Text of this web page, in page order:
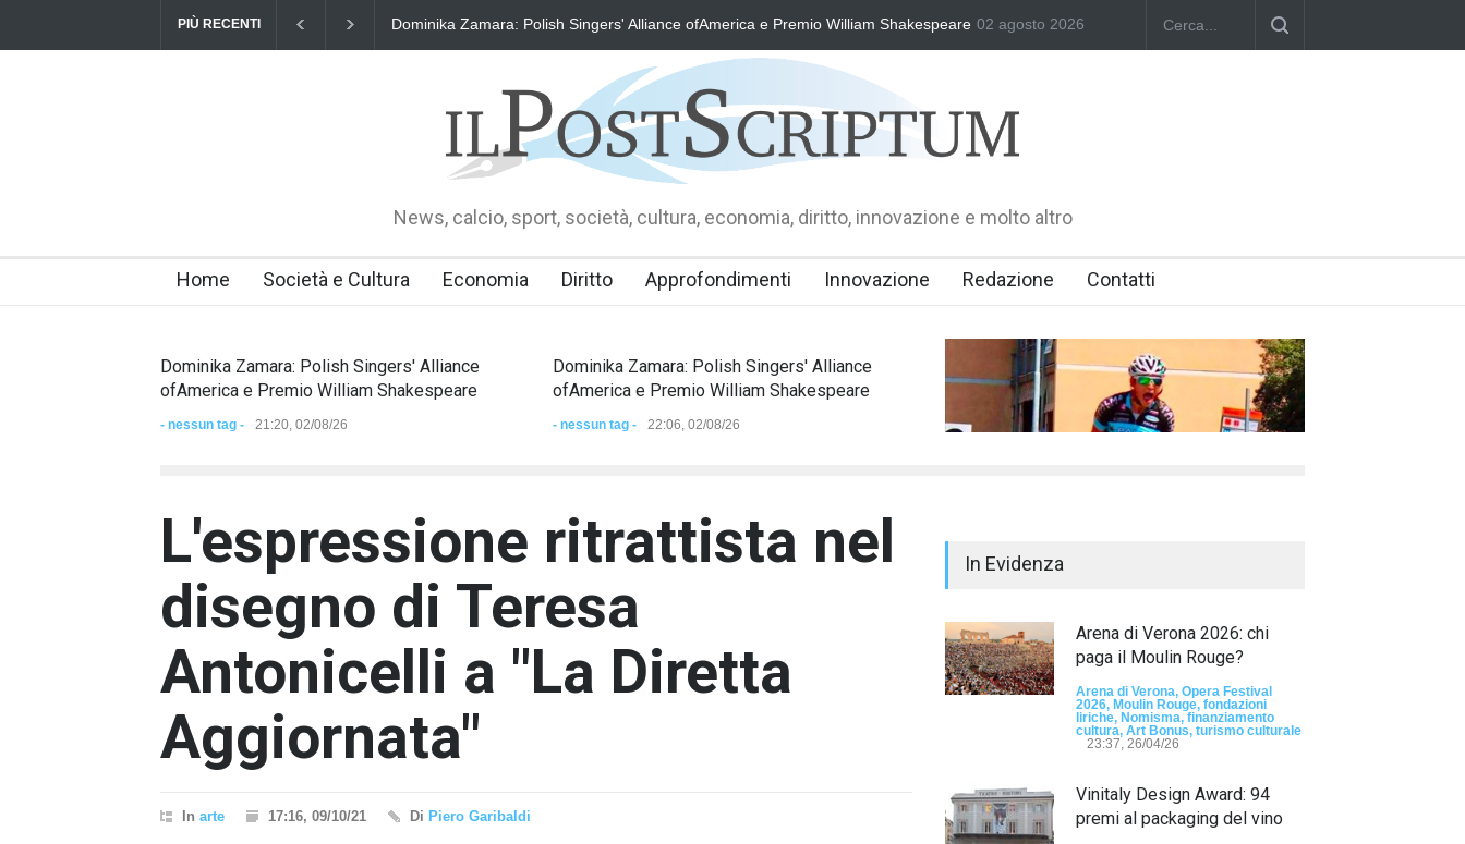
PIÙ RECENTI Dominika Zamara: Polish Singers' Alliance ofAmerica e Premio William Shakespeare Dominika Zamara: Polish Singers' Alliance ofAmerica e Premio William
02 agosto 2026
News, calcio, sport, società, cultura, economia, diritto, innovazione e molto altro
Home Società e Cultura Economia Diritto Approfondimenti Innovazione Redazione Contatti
Dominika Zamara: Polish Singers' Alliance
ofAmerica e Premio William Shakespeare
- nessun tag - 21:20, 02/08/26
Dominika Zamara: Polish Singers' Alliance
ofAmerica e Premio William Shakespeare
- nessun tag - 22:06, 02/08/26
"Il Passaporto di Fausto Angelo Coppi" il
Premio Internazionale, dedicato a Giovanni
- nessun tag - 23:24, 24/07/26
L'espressione ritrattista nel
disegno di Teresa
Antonicelli a "La Diretta
Aggiornata"
In arte 17:16, 09/10/21 Di Piero Garibaldi
In Evidenza
Arena di Verona 2026: chi
paga il Moulin Rouge?
Arena di Verona, Opera Festival
2026, Moulin Rouge, fondazioni
liriche, Nomisma, finanziamento
cultura, Art Bonus, turismo culturale
23:37, 26/04/26
Vinitaly Design Award: 94
premi al packaging del vino